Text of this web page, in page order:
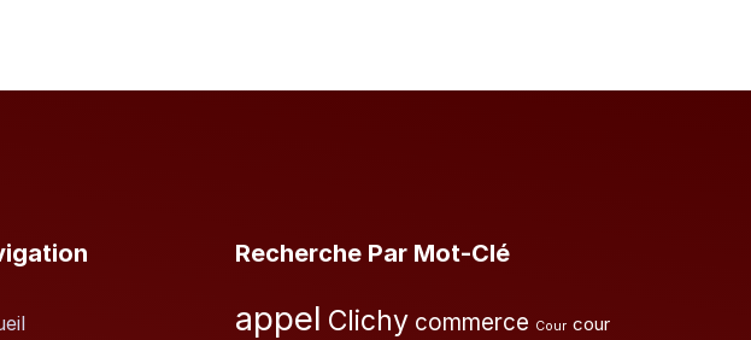
Recherche Par Mot-Clé
appel Clichy commerce Cour cour